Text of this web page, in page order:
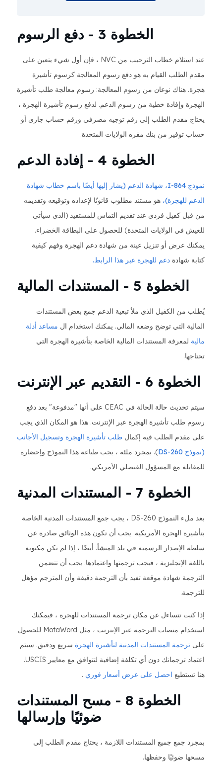
الخطوة 3 - دفع الرسوم
عند استلام خطاب الترحيب من NVC ، فإن أول شيء يتعين على
مقدم الطلب القيام به هو دفع رسوم المعالجة كرسوم تأشيرة
هجرة. هناك نوعان من رسوم المعالجة: رسوم معالجة طلب تأشيرة
الهجرة وإفادة خطية من رسوم الدعم. لدفع رسوم تأشيرة الهجرة ،
يحتاج مقدم الطلب إلى رقم توجيه مصرفي ورقم حساب جاري أو
حساب توفير من بنك مقره الولايات المتحدة.
الخطوة 4 - إفادة الدعم
نموذج I-864، شهادة الدعم (يشار إليها أيضًا باسم خطاب شهادة
الدعم للهجرة)، هو مستند مطلوب قانونًا لإعداده وتوقيعه وتقديمه
من قبل كفيل فردي عند تقديم التماس للمستفيد (الذي سيأتي
للعيش في الولايات المتحدة) للحصول على البطاقة الخضراء.
يمكنك عرض أو تنزيل عينة من شهادة دعم الهجرة وفهم كيفية
كتابة شهادة دعم للهجرة عبر هذا الرابط.
الخطوة 5 - المستندات المالية
يُطلب من الكفيل الذي ملأ تبعية الدعم جمع بعض المستندات
المالية التي توضح وضعه المالي. يمكنك استخدام ال مساعد أدلة
مالية لمعرفة المستندات المالية الخاصة بتأشيرة الهجرة التي
تحتاجها.
الخطوة 6 - التقديم عبر الإنترنت
سيتم تحديث حالة الحالة في CEAC على أنها "مدفوعة" بعد دفع
رسوم طلب تأشيرة الهجرة عبر الإنترنت. هذا هو المكان الذي يجب
على مقدم الطلب فيه إكمال طلب تأشيرة الهجرة وتسجيل الأجانب
(نموذج DS-260
). بمجرد ملئه ، يجب طباعة هذا النموذج وإحضاره
للمقابلة مع المسؤول القنصلي الأمريكي.
الخطوة 7 - المستندات المدنية
بعد ملء النموذج DS-260 ، يجب جمع المستندات المدنية الخاصة
بتأشيرة الهجرة الأمريكية. يجب أن تكون هذه الوثائق صادرة عن
سلطة الإصدار الرسمية في بلد المنشأ. أيضًا ، إذا لم تكن مكتوبة
باللغة الإنجليزية ، فيجب ترجمتها واعتمادها. يجب أن تتضمن
الترجمة شهادة موقعة تفيد بأن الترجمة دقيقة وأن المترجم مؤهل
للترجمة.
إذا كنت تتساءل عن مكان ترجمة المستندات للهجرة ، فيمكنك
استخدام منصات الترجمة عبر الإنترنت ، مثل MotaWord للحصول
على ترجمة المستندات المدنية لتأشيرة الهجرة سريع ودقيق. سيتم
اعتماد ترجماتك دون أي تكلفة إضافية لتتوافق مع معايير USCIS.
هنا تستطيعاحصل على عرض أسعار فوري .
الخطوة 8 - مسح المستندات
ضوئيًا وإرسالها
بمجرد جمع جميع المستندات اللازمة ، يحتاج مقدم الطلب إلى
مسحها ضوئيًا وحفظها.